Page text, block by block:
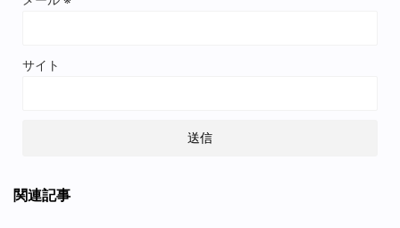
サイト
関連記事